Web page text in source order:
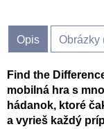
Opis Obrázky
Find the
mobilná hra s
hádanok, ktoré
a vyrieš každý